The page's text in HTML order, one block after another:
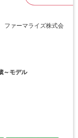
ァーマライズ株式会
～モデル